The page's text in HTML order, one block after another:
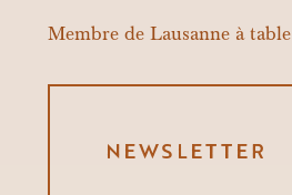
Membre deLausanne à table
NEWSLETTER